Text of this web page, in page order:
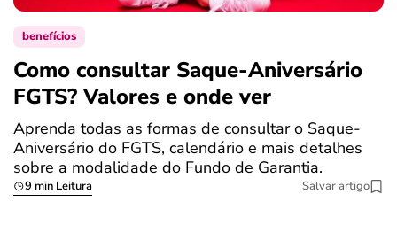
benefícios
Como consultar Saque-Aniversário
FGTS? Valores e onde ver
Aprenda todas as formas de consultar o Saque-
Aniversário do FGTS, calendário e mais detalhes
sobre a modalidade do Fundo de Garantia.
9 min Leitura Salvar artigo